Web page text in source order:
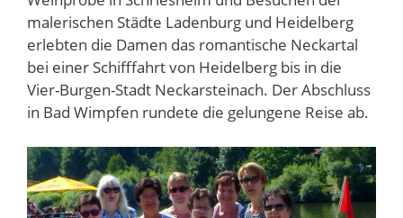
malerischen Städte Ladenburg und Heidelberg
erlebten die Damen das romantische Neckartal
bei einer Schifffahrt von Heidelberg bis in die
Vier-Burgen-Stadt Neckarsteinach. Der Abschluss
in Bad Wimpfen rundete die gelungene Reise ab.